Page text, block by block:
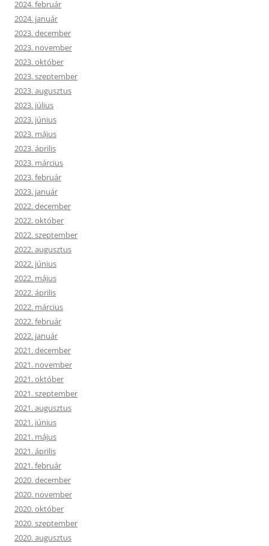
2024. február
2024. január
2023. december
2023. november
2023. október
2023. szeptember
2023. augusztus
2023. július
2023. június
2023. május
2023. április
2023. március
2023. február
2023. január
2022. december
2022. október
2022. szeptember
2022. augusztus
2022. június
2022. május
2022. április
2022. március
2022. február
2022. január
2021. december
2021. november
2021. október
2021. szeptember
2021. augusztus
2021. június
2021. május
2021. április
2021. február
2020. december
2020. november
2020. október
2020. szeptember
2020. augusztus